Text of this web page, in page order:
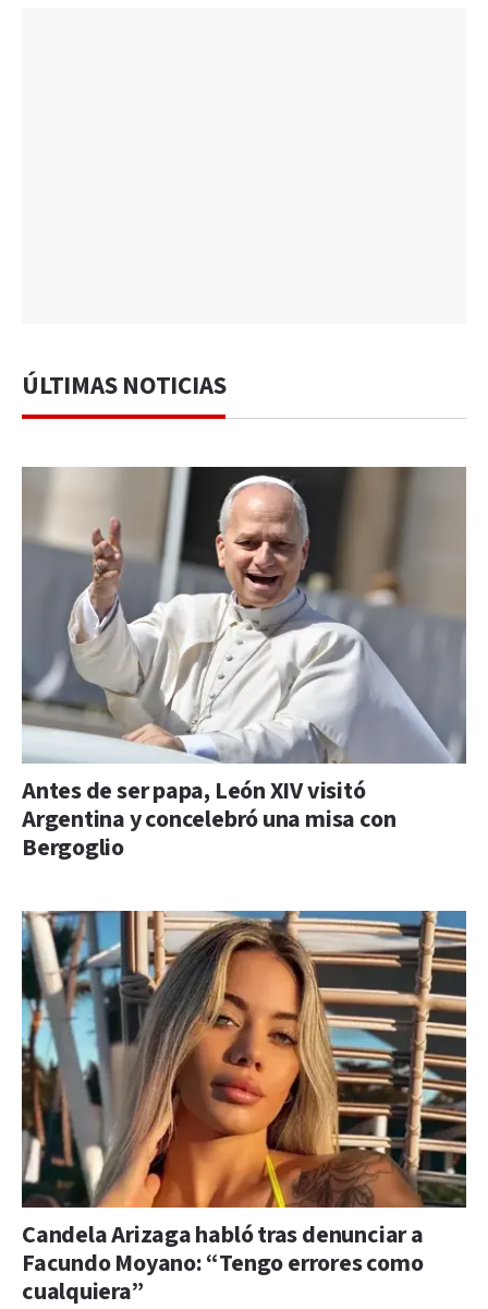
ÚLTIMAS NOTICIAS
Antes de ser papa, León XIV visitó
Argentina y concelebró una misa con
Bergoglio
Candela Arizaga habló tras denunciar a
Facundo Moyano: “Tengo errores como
cualquiera”